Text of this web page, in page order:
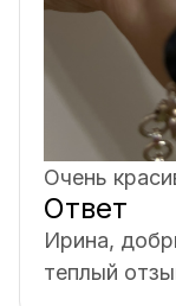
Очень
Ответ
Ирина,
теплый